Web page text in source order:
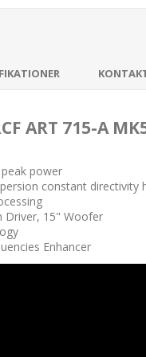
ART 715-A
power
constant directivity
Driver, 15" Woofer
Enhancer